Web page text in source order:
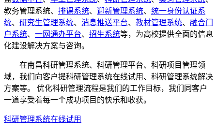
教务管理系统、 排课系统、 迎新管理系统、 统一身份认证系
统、 研究生管理系统、 消息推送平台、 教材管理系统、 融合门
户系统、 一网通办平台、 招生系统等，为高校提供全面的信息
化建设解决方案与咨询。
在南昌科研管理系统、科研管理平台、科研项目管理领
域，我们向客户提科研管理系统在线试用、科研管理系统解决
方案等。 优化科研管理流程是我们的工作目标，我们同客户
一道享受着每一个成功项目的快乐和收获。
科研管理系统在线试用